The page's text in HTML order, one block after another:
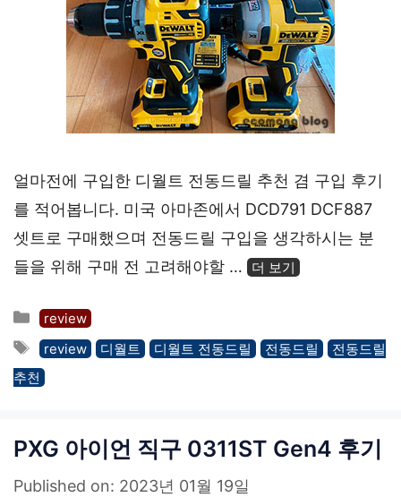
얼마전에 구입한 디월트 전동드릴 추천 겸 구입 후기
를 적어봅니다. 미국 아마존에서 DCD791 DCF887
셋트로 구매했으며 전동드릴 구입을 생각하시는 분
들을 위해 구매 전 고려해야할 …
더 보기
카
테
고
리
review
태
그
review 디월트 디월트 전동드릴 전동드릴
전동드릴
추천
PXG 아이언 직구 0311ST Gen4 후기
Published on: 2023년 01월 19일